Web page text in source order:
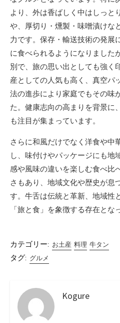
より、外は香ばしく中はしっと
や、厚切り・燻製・味噌漬けな
力です。保存・輸送技術の発展
に食べられるようになりました
別で、旅の思い出としても強く
産としての人気も高く、真空パ
法の進歩により家庭でもその味
た。健康志向の高まりを背景に
も注目が集まっています。
さらに和風だけでなく洋食や中
し、味付けやパッケージにも地
感や風味の違いを楽しむ食べ比
さもあり、地域文化や歴史が息
す。牛舌は伝統と革新、地域性
「旅と食」を象徴する存在とな
カテゴリー: お土産 料理 牛タン
タグ: グルメ
Kogure